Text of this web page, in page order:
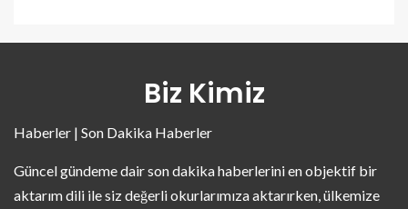
Biz Kimiz
Haberler | Son Dakika Haberler
Güncel gündeme dair son dakika haberlerini en objektif bir
aktarım dili ile siz değerli okurlarımıza aktarırken, ülkemize